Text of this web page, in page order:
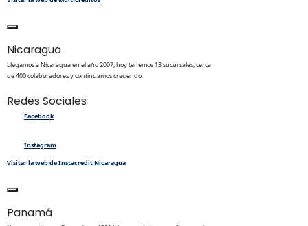
Nicaragua
Llegamos a Nicaragua en el año 2007, hoy tenemos 13 sucursales, cerca
de 400 colaboradores y continuamos creciendo.
Redes Sociales
Facebook
Instagram
Visitar la web de Instacredit Nicaragua
Panamá